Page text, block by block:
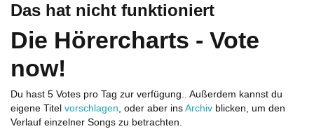
Das hat nicht funktioniert
Die Hörercharts - Vote
now!
Du hast 5 Votes pro Tag zur verfügung.. Außerdem kannst du
eigene Titel vorschlagen, oder aber ins Archiv blicken, um den
Verlauf einzelner Songs zu betrachten.